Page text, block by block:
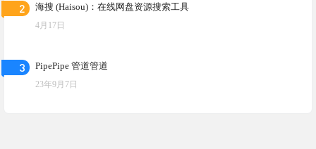
2 海搜 (Haisou)：在线网盘资源搜索工具
4月17日
3 PipePipe 管道管道
23年9月7日